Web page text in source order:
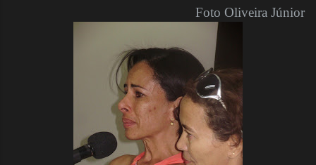
Foto Oliveira Júnior